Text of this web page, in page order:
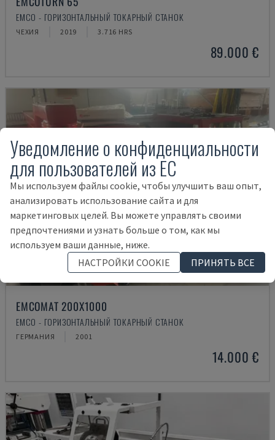
EMCO - ГОРИЗОНТАЛЬНЫЙ ТОКАРНЫЙ СТАНОК
ЧЕХИЯ 2019 3.716 HRS
89.000 €
EMCOMAT 200X1000
EMCO - ГОРИЗОНТАЛЬНЫЙ ТОКАРНЫЙ СТАНОК
ГЕРМАНИЯ 2001
14.000 €
Уведомление о конфиденциальности
для пользователей из ЕС
Мы используем файлы cookie, чтобы улучшить ваш опыт,
анализировать использование сайта и для
маркетинговых целей. Вы можете управлять своими
предпочтениями и узнать больше о том, как мы
используем ваши данные, ниже.
НАСТРОЙКИ COOKIE
ПРИНЯТЬ ВСЕ